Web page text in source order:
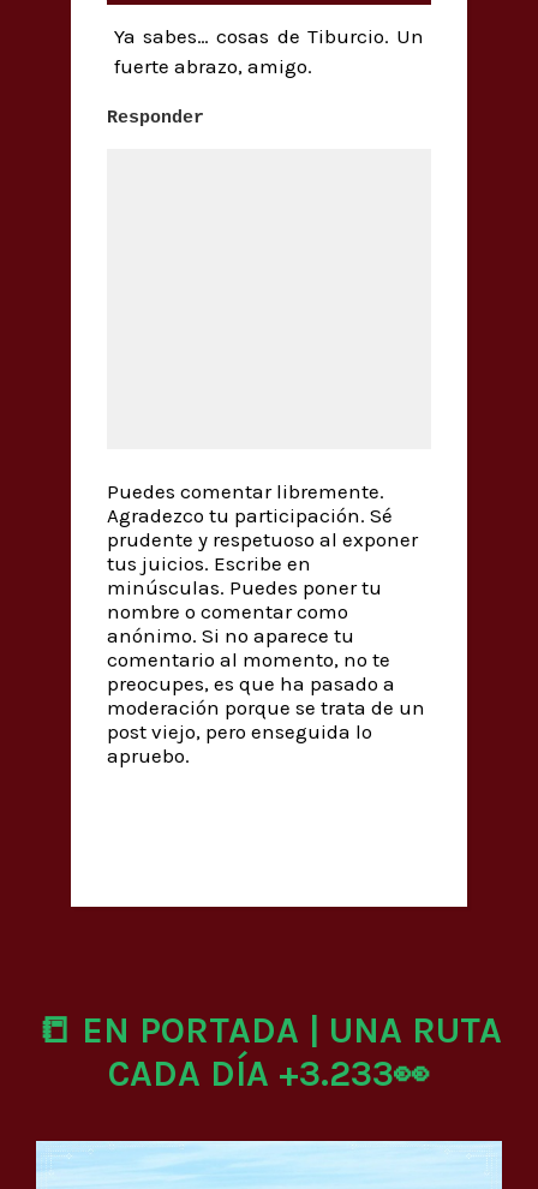
Ya sabes… cosas de Tiburcio. Un
fuerte abrazo, amigo.
Responder
Puedes comentar libremente.
Agradezco tu participación. Sé
prudente y respetuoso al exponer
tus juicios. Escribe en
minúsculas. Puedes poner tu
nombre o comentar como
anónimo. Si no aparece tu
comentario al momento, no te
preocupes, es que ha pasado a
moderación porque se trata de un
post viejo, pero enseguida lo
apruebo.
📒 EN PORTADA | UNA RUTA
CADA DÍA +3.233👀